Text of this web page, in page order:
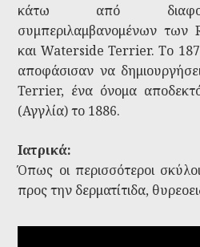
κάτω από
συμπεριλαμβανομένων των
και Waterside Terrier. Το
αποφάσισαν να
Terrier, ένα όνομα
(Αγγλία) το 1886.
Ιατρικά:
Όπως οι περισσότεροι
προς την δερματίτιδα,